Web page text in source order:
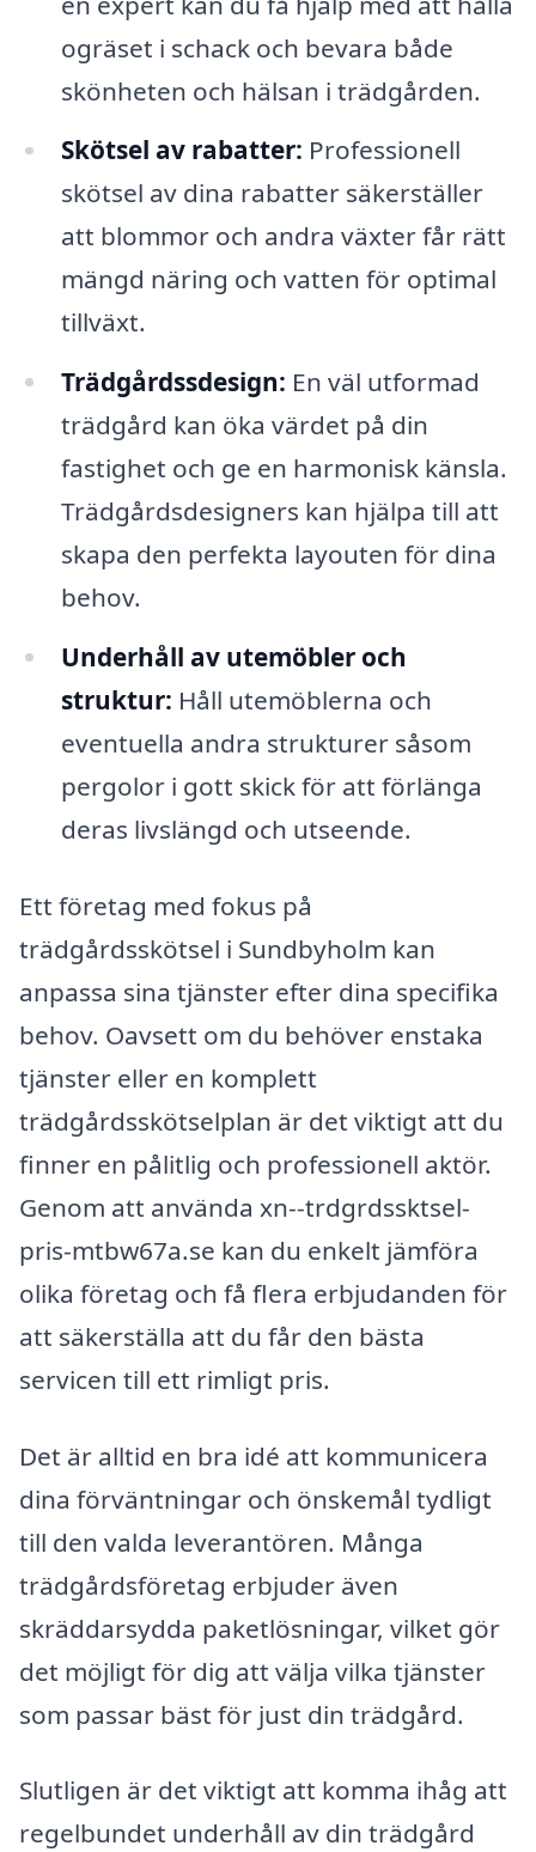
ogräset i schack och bevara både
skönheten och hälsan i trädgården.
Skötsel av rabatter: Professionell
skötsel av dina rabatter säkerställer
att blommor och andra växter får rätt
mängd näring och vatten för optimal
tillväxt.
Trädgårdssdesign: En väl utformad
trädgård kan öka värdet på din
fastighet och ge en harmonisk känsla.
Trädgårdsdesigners kan hjälpa till att
skapa den perfekta layouten för dina
behov.
Underhåll av utemöbler och
struktur: Håll utemöblerna och
eventuella andra strukturer såsom
pergolor i gott skick för att förlänga
deras livslängd och utseende.
Ett företag med fokus på
trädgårdsskötsel i Sundbyholm kan
anpassa sina tjänster efter dina specifika
behov. Oavsett om du behöver enstaka
tjänster eller en komplett
trädgårdsskötselplan är det viktigt att du
finner en pålitlig och professionell aktör.
Genom att använda xn--trdgrdssktsel-
pris-mtbw67a.se kan du enkelt jämföra
olika företag och få flera erbjudanden för
att säkerställa att du får den bästa
servicen till ett rimligt pris.
Det är alltid en bra idé att kommunicera
dina förväntningar och önskemål tydligt
till den valda leverantören. Många
trädgårdsföretag erbjuder även
skräddarsydda paketlösningar, vilket gör
det möjligt för dig att välja vilka tjänster
som passar bäst för just din trädgård.
Slutligen är det viktigt att komma ihåg att
regelbundet underhåll av din trädgård